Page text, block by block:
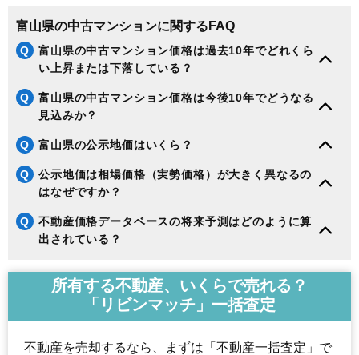
富山県の中古マンションに関するFAQ
Q
富山県の中古マンション価格は過去10年でどれくら
い上昇または下落している？
Q
富山県の中古マンション価格は今後10年でどうなる
見込みか？
Q 富山県の公示地価はいくら？
Q
公示地価は相場価格（実勢価格）が大きく異なるの
はなぜですか？
Q
不動産価格データベースの将来予測はどのように算
出されている？
所有する不動産、いくらで売れる？
「リビンマッチ」一括査定
不動産を売却するなら、まずは「不動産一括査定」で